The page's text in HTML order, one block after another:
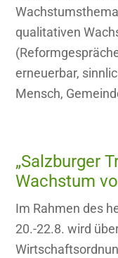
qualitativen
erneuerbar,
Mensch,
„Salzburger
Wachstum
Im Rahmen des
20.-22.8. wird